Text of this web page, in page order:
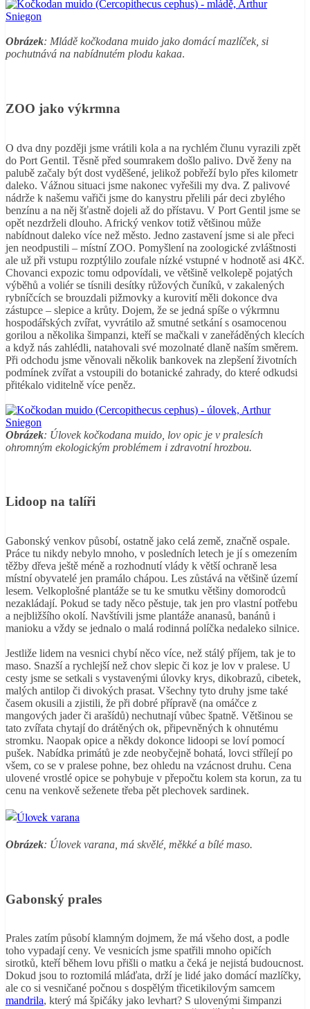
Obrázek: Mládě kočkodana muido jako domácí mazlíček, si
pochutnává na nabídnutém plodu kakaa.
ZOO jako výkrmna
O dva dny později jsme vrátili kola a na rychlém člunu vyrazili zpět
do Port Gentil. Těsně před soumrakem došlo palivo. Dvě ženy na
palubě začaly být dost vyděšené, jelikož pobřeží bylo přes kilometr
daleko. Vážnou situaci jsme nakonec vyřešili my dva. Z palivové
nádrže k našemu vařiči jsme do kanystru přelili pár deci zbylého
benzínu a na něj šťastně dojeli až do přístavu. V Port Gentil jsme se
opět nezdrželi dlouho. Africký venkov totiž většinou může
nabídnout daleko více než město. Jedno zastavení jsme si ale přeci
jen neodpustili – místní ZOO. Pomyšlení na zoologické zvláštnosti
ale už při vstupu rozptýlilo zoufale nízké vstupné v hodnotě asi 4Kč.
Chovanci expozic tomu odpovídali, ve většině velkolepě pojatých
výběhů a voliér se tísnili desítky růžových čuníků, v zakalených
rybníčcích se brouzdali pižmovky a kurovití měli dokonce dva
zástupce – slepice a krůty. Dojem, že se jedná spíše o výkrmnu
hospodářských zvířat, vyvrátilo až smutné setkání s osamocenou
gorilou a několika šimpanzi, kteří se mačkali v zaneřáděných klecích
a když nás zahlédli, natahovali své mozolnaté dlaně naším směrem.
Při odchodu jsme věnovali několik bankovek na zlepšení životních
podmínek zvířat a vstoupili do botanické zahrady, do které odkudsi
přitékalo viditelně více peněz.
Obrázek: Úlovek kočkodana muido, lov opic je v pralesích
ohromným ekologickým problémem i zdravotní hrozbou.
Lidoop na talíři
Gabonský venkov působí, ostatně jako celá země, značně ospale.
Práce tu nikdy nebylo mnoho, v posledních letech je jí s omezením
těžby dřeva ještě méně a rozhodnutí vlády k větší ochraně lesa
místní obyvatelé jen pramálo chápou. Les zůstává na většině území
lesem. Velkoplošné plantáže se tu ke smutku většiny domorodců
nezakládají. Pokud se tady něco pěstuje, tak jen pro vlastní potřebu
a nejbližšího okolí. Navštívili jsme plantáže ananasů, banánů i
manioku a vždy se jednalo o malá rodinná políčka nedaleko silnice.
Jestliže lidem na vesnici chybí něco více, než stálý příjem, tak je to
maso. Snazší a rychlejší než chov slepic či koz je lov v pralese. U
cesty jsme se setkali s vystavenými úlovky krys, dikobrazů, cibetek,
malých antilop či divokých prasat. Všechny tyto druhy jsme také
časem okusili a zjistili, že při dobré přípravě (na omáčce z
mangových jader či arašídů) nechutnají vůbec špatně. Většinou se
tato zvířata chytají do drátěných ok, připevněných k ohnutému
stromku. Naopak opice a někdy dokonce lidoopi se loví pomocí
pušek. Nabídka primátů je zde neobyčejně bohatá, lovci střílejí po
všem, co se v pralese pohne, bez ohledu na vzácnost druhu. Cena
ulovené vrostlé opice se pohybuje v přepočtu kolem sta korun, za tu
cenu na venkově seženete třeba pět plechovek sardinek.
Obrázek: Úlovek varana, má skvělé, měkké a bílé maso.
Gabonský prales
Prales zatím působí klamným dojmem, že má všeho dost, a podle
toho vypadají ceny. Ve vesnicích jsme spatřili mnoho opičích
sirotků, kteří během lovu přišli o matku a čeká je nejistá budoucnost.
Dokud jsou to roztomilá mláďata, drží je lidé jako domácí mazlíčky,
ale co si vesničané počnou s dospělým třicetikilovým samcem
mandrila, který má špičáky jako levhart? S ulovenými šimpanzi